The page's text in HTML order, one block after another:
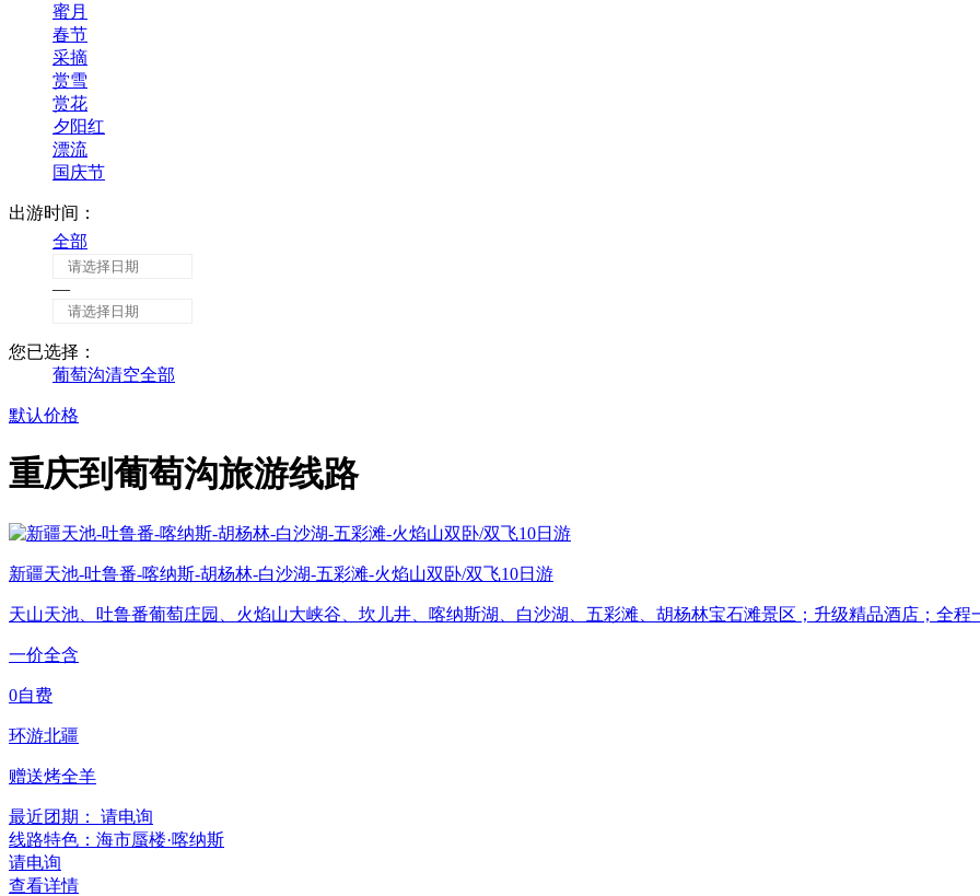
蜜月
春节
采摘
赏雪
赏花
夕阳红
漂流
国庆节
出游时间：
全部
—
您已选择：
葡萄沟清空全部
默认价格
重庆到葡萄沟旅游线路
新疆天池-吐鲁番-喀纳斯-胡杨林-白沙湖-五彩滩-火焰山双卧/双飞10日游
天山天池、吐鲁番葡萄庄园、火焰山大峡谷、坎儿井、喀纳斯湖、白沙湖、五彩滩、胡杨林宝石滩景区；升级精品酒店；全程
一价全含
0自费
环游北疆
赠送烤全羊
最近团期： 请电询
线路特色：海市蜃楼·喀纳斯
请电询
查看详情